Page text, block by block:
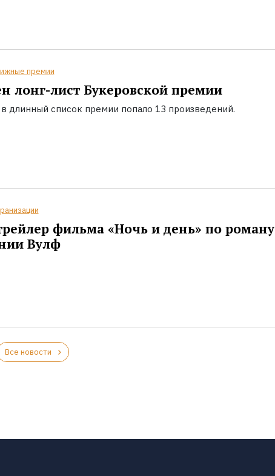
премии
лонг-лист Букеровской премии
длинный список премии попало 13 произведений.
фильма «Ночь и день» по роману
Вулф
Все новости